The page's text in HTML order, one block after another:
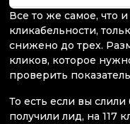
Все то же самое, что
кликабельности,
снижено до трех.
кликов, которое
проверить
То есть если вы слили
получили лид, на 117